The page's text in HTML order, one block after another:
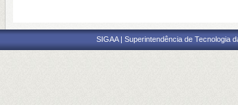
SIGAA | Superintendência de Tecnologia